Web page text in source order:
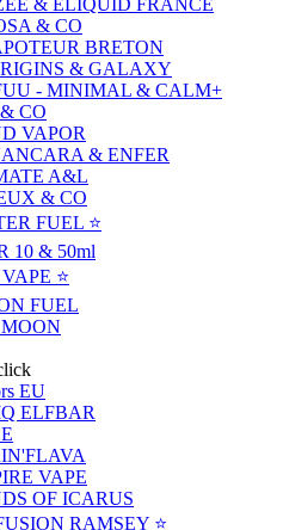
& ELIQUID FRANCE
& CO
BRETON
& GALAXY
- MINIMAL & CALM+
CO
VAPOR
& ENFER
A&L
& CO
FUEL ⭐️
10 & 50ml
⭐️
FUEL
EU
ELFBAR
VAPE
OF ICARUS
RAMSEY ⭐️